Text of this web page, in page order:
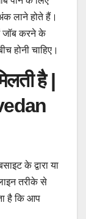
लाने होते हैं।
जॉब करने के
होनी चाहिए।
है |
के द्वारा या
तरीके से
है कि आप